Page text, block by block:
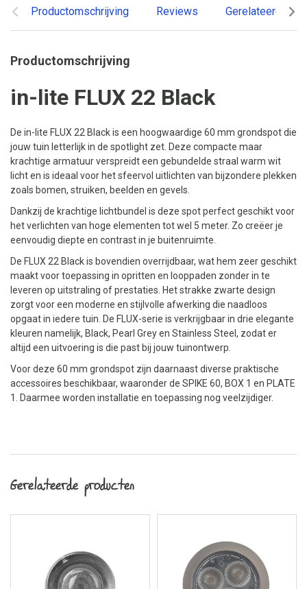
Productomschrijving Reviews Gerelateerde
Productomschrijving
in-lite FLUX 22 Black
De in-lite FLUX 22 Black is een hoogwaardige 60 mm grondspot die
jouw tuin letterlijk in de spotlight zet. Deze compacte maar
krachtige armatuur verspreidt een gebundelde straal warm wit
licht en is ideaal voor het sfeervol uitlichten van bijzondere plekken
zoals bomen, struiken, beelden en gevels.
Dankzij de krachtige lichtbundel is deze spot perfect geschikt voor
het verlichten van hoge elementen tot wel 5 meter. Zo creëer je
eenvoudig diepte en contrast in je buitenruimte.
De FLUX 22 Black is bovendien overrijdbaar, wat hem zeer geschikt
maakt voor toepassing in opritten en looppaden zonder in te
leveren op uitstraling of prestaties. Het strakke zwarte design
zorgt voor een moderne en stijlvolle afwerking die naadloos
opgaat in iedere tuin. De FLUX-serie is verkrijgbaar in drie elegante
kleuren namelijk, Black, Pearl Grey en Stainless Steel, zodat er
altijd een uitvoering is die past bij jouw tuinontwerp.
Voor deze 60 mm grondspot zijn daarnaast diverse praktische
accessoires beschikbaar, waaronder de SPIKE 60, BOX 1 en PLATE
1. Daarmee worden installatie en toepassing nog veelzijdiger.
Gerelateerde producten